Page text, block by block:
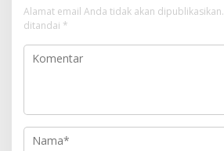
Alamat email Anda tidak akan dipublikasikan.
ditandai *